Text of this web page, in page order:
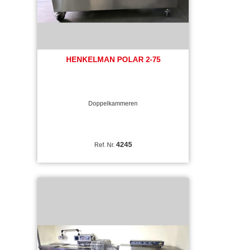
HENKELMAN POLAR 2-75
Doppelkammeren
Ref. Nr. 4245